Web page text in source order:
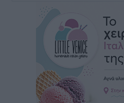
εφησυχασμού» – Σε πλήρη
πριν 13 ώρες
Καιρός: Επιμένουν οι υψηλές
μελτέμια έως 9 μποφόρ, σε
Τοπικές Ειδήσεις πριν 14 ώρες
Τα φοιτητικά ενοίκια